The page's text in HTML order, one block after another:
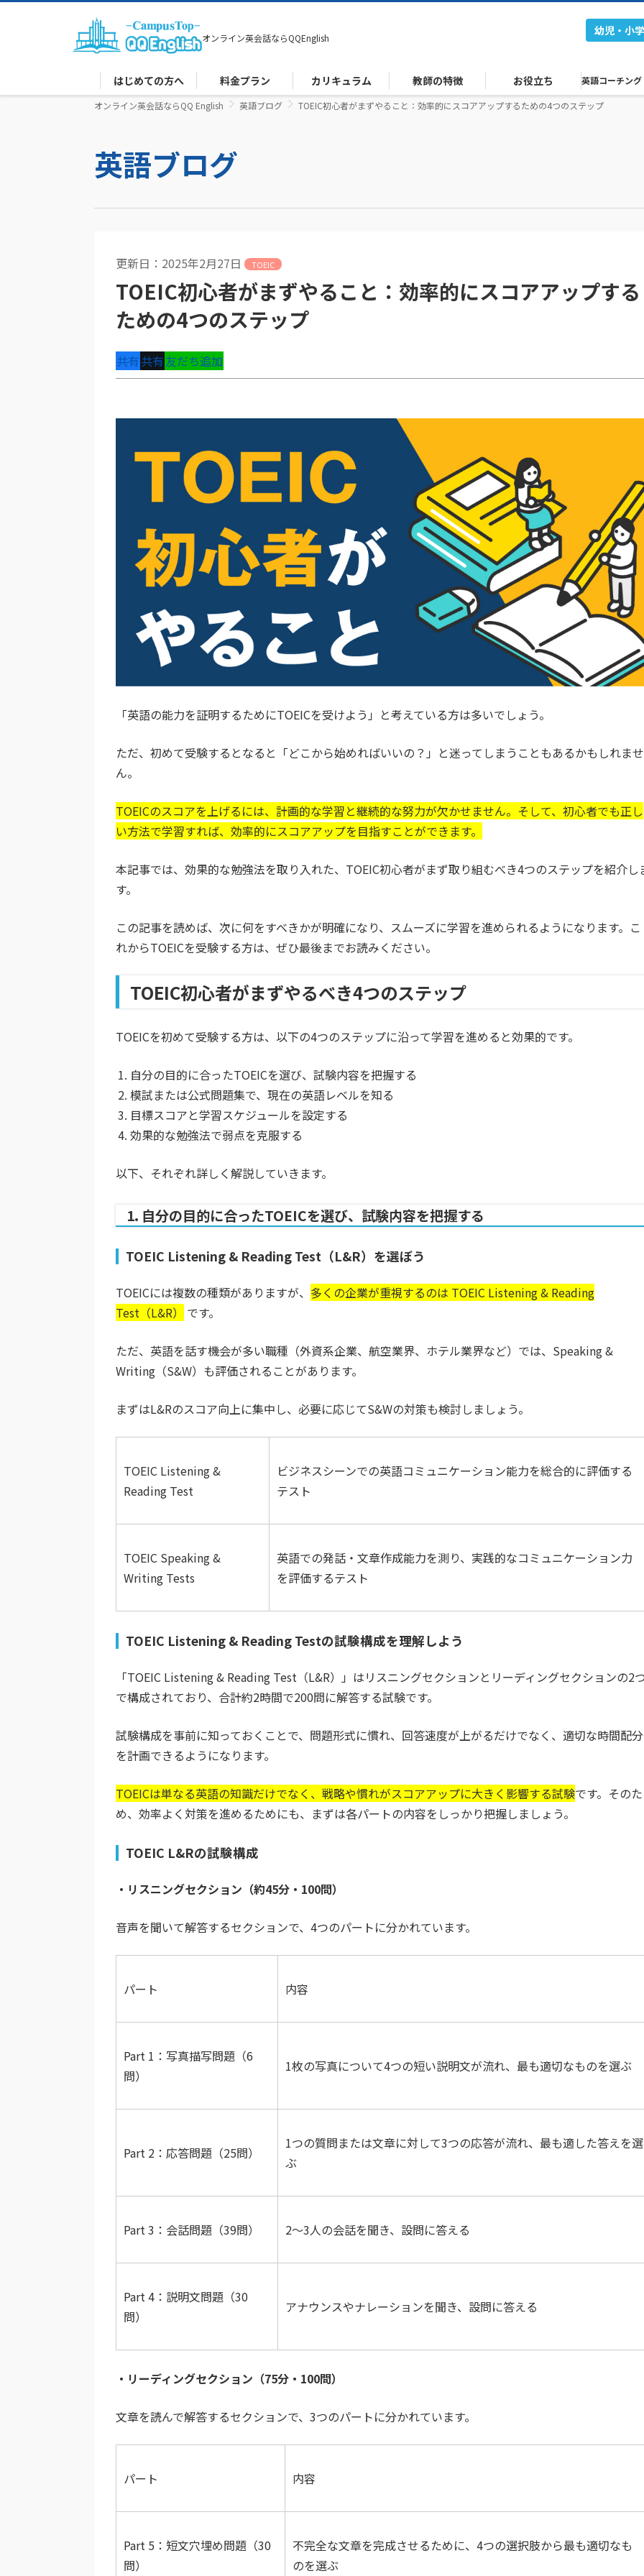
オンライン英会話ならQQEnglish
幼児・小
はじめての方へ 料金プラン カリキュラム 教師の特徴 お役立ち 英語コーチング
オンライン英会話ならQQ English 英語ブログ TOEIC初心者がまずやること：効率的にスコアアップするための4つのステップ
英語ブログ
更新日：2025年2月27日 TOEIC
TOEIC初心者がまずやること：効率的にスコアアップする
ための4つのステップ
共有共有友だち追加
「英語の能力を証明するためにTOEICを受けよう」と考えている方は多いでしょう。
ただ、初めて受験するとなると「どこから始めればいいの？」と迷ってしまうこともあるかもしれませ
ん。
TOEICのスコアを上げるには、計画的な学習と継続的な努力が欠かせません。そして、初心者でも正し
い方法で学習すれば、効率的にスコアアップを目指すことができます。
本記事では、効果的な勉強法を取り入れた、TOEIC初心者がまず取り組むべき4つのステップを紹介し
す。
この記事を読めば、次に何をすべきかが明確になり、スムーズに学習を進められるようになります。こ
れからTOEICを受験する方は、ぜひ最後までお読みください。
TOEIC初心者がまずやるべき4つのステップ
TOEICを初めて受験する方は、以下の4つのステップに沿って学習を進めると効果的です。
自分の目的に合ったTOEICを選び、試験内容を把握する
模試または公式問題集で、現在の英語レベルを知る
目標スコアと学習スケジュールを設定する
効果的な勉強法で弱点を克服する
以下、それぞれ詳しく解説していきます。
1. 自分の目的に合ったTOEICを選び、試験内容を把握する
TOEIC Listening & Reading Test（L&R）を選ぼう
TOEICには複数の種類がありますが、 多くの企業が重視するのは TOEIC Listening & Reading
Test（L&R）
です。
ただ、英語を話す機会が多い職種（外資系企業、航空業界、ホテル業界など）では、Speaking &
Writing（S&W）も評価されることがあります。
まずはL&Rのスコア向上に集中し、必要に応じてS&Wの対策も検討しましょう。
TOEIC Listening &
Reading Test
ビジネスシーンでの英語コミュニケーション能力を総合的に評価する
テスト
TOEIC Speaking &
Writing Tests
英語での発話・文章作成能力を測り、実践的なコミュニケーション力
を評価するテスト
TOEIC Listening & Reading Testの試験構成を理解しよう
「TOEIC Listening & Reading Test（L&R）」はリスニングセクションとリーディングセクションの2
で構成されており、合計約2時間で200問に解答する試験です。
試験構成を事前に知っておくことで、問題形式に慣れ、回答速度が上がるだけでなく、適切な時間配分
を計画できるようになります。
TOEICは単なる英語の知識だけでなく、戦略や慣れがスコアアップに大きく影響する試験です。そのた
め、効率よく対策を進めるためにも、まずは各パートの内容をしっかり把握しましょう。
TOEIC L&Rの試験構成
・リスニングセクション（約45分・100問）
音声を聞いて解答するセクションで、4つのパートに分かれています。
パート 内容
Part 1：写真描写問題（6
問）
1枚の写真について4つの短い説明文が流れ、最も適切なものを選ぶ
Part 2：応答問題（25問）
1つの質問または文章に対して3つの応答が流れ、最も適した答えを選
ぶ
Part 3：会話問題（39問） 2〜3人の会話を聞き、設問に答える
Part 4：説明文問題（30
問）
アナウンスやナレーションを聞き、設問に答える
・リーディングセクション（75分・100問）
文章を読んで解答するセクションで、3つのパートに分かれています。
パート 内容
Part 5：短文穴埋め問題（30
問）
不完全な文章を完成させるために、4つの選択肢から最も適切なも
のを選ぶ